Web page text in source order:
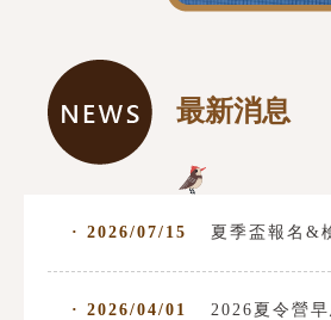
最新消息
· 2026/07/15 夏季盃報名&
· 2026/04/01 2026夏令營